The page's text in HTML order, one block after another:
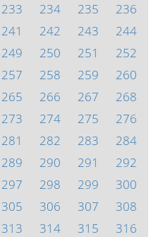
233 234 235
236
241 242 243
244
249 250 251
252
257 258 259
260
265 266 267
268
273 274 275
276
281 282 283
284
289 290 291
292
297 298 299
300
305 306 307
308
313 314 315
316